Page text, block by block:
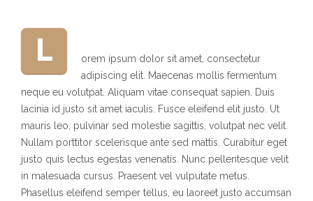
L
orem ipsum dolor sit amet, consectetur
adipiscing elit. Maecenas mollis fermentum
neque eu volutpat. Aliquam vitae consequat sapien. Duis
lacinia id justo sit amet iaculis. Fusce eleifend elit justo. Ut
mauris leo, pulvinar sed molestie sagittis, volutpat nec velit.
Nullam porttitor scelerisque ante sed mattis. Curabitur eget
justo quis lectus egestas venenatis. Nunc pellentesque velit
in malesuada cursus. Praesent vel vulputate metus.
Phasellus eleifend semper tellus, eu laoreet justo accumsan